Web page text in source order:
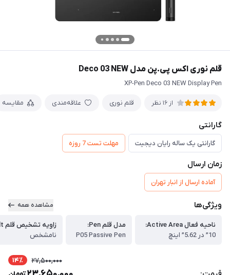
قلم نوری اکس پی.پن مدل Deco 03 NEW
XP-Pen Deco 03 NEW Display Pen
از 16 نظر قلم نوری علاقه‌مندی مقایسه
گارانتی
گارانتی یک ساله رایان دیجیت مهلت تست 7 روزه
زمان ارسال
آماده ارسال از انبار تهران
ویژگی‌ها مشاهده همه
ناحیه فعال Active Area:
10” در 5.62” اینچ
مدل قلم Pen:
P05 Passive Pen
زاویه تشخیص قلم Tilt:
نامشخص
27,500,000 14٪